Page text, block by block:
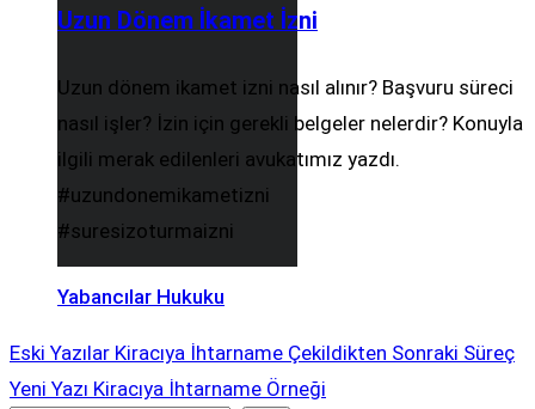
Uzun Dönem İkamet İzni
Uzun dönem ikamet izni nasıl alınır? Başvuru süreci
nasıl işler? İzin için gerekli belgeler nelerdir? Konuyla
ilgili merak edilenleri avukatımız yazdı.
#uzundonemikametizni
#suresizoturmaizni
Yabancılar Hukuku
Eski Yazılar Kiracıya İhtarname Çekildikten Sonraki Süreç
Yeni Yazı Kiracıya İhtarname Örneği